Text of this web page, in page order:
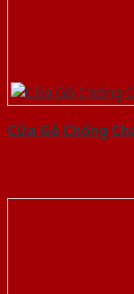
Cửa Gỗ Chống